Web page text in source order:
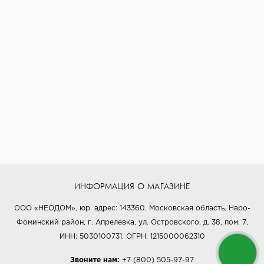
ИНФОРМАЦИЯ О МАГАЗИНЕ
ООО «НЕОДОМ», юр. адрес: 143360, Московская область, Наро-
Фоминский район, г. Апрелевка, ул. Островского, д. 38, пом. 7,
ИНН: 5030100731, ОГРН: 1215000062310
Звоните нам: +7 (800) 505-97-97